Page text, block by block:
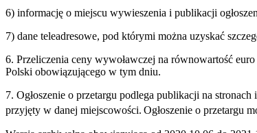
6) informację o miejscu wywieszenia i publikacji
7) dane teleadresowe, pod którymi można uzyskać
6. Przeliczenia ceny wywoławczej na równowartość
Polski obowiązującego w tym dniu.
7. Ogłoszenie o przetargu podlega publikacji na
przyjęty w danej miejscowości. Ogłoszenie o przetargu